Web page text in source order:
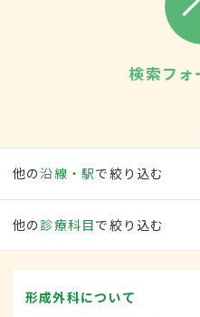
検索フォ
他の沿線・駅で絞り込む
他の 診療科目で絞り込む
形成外科について